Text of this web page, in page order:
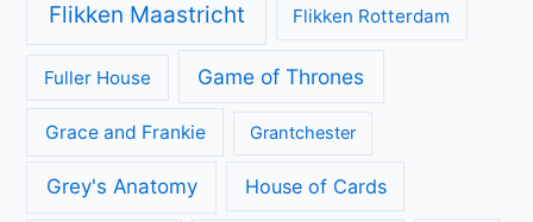
Flikken Maastricht Flikken Rotterdam
Fuller House Game of Thrones
Grace and Frankie Grantchester
Grey's Anatomy House of Cards